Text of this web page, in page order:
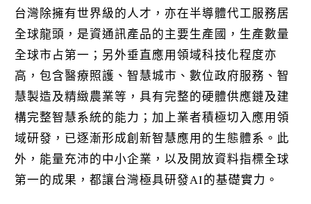
台灣除擁有世界級的人才，亦在半導體代工服務居
全球龍頭，是資通訊產品的主要生產國，生產數量
全球市占第一；另外垂直應用領域科技化程度亦
高，包含醫療照護、智慧城市、數位政府服務、智
慧製造及精緻農業等，具有完整的硬體供應鏈及建
構完整智慧系統的能力；加上業者積極切入應用領
域研發，已逐漸形成創新智慧應用的生態體系。此
外，能量充沛的中小企業，以及開放資料指標全球
第一的成果，都讓台灣極具研發AI的基礎實力。